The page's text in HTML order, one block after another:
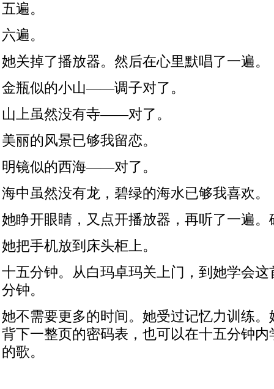
五遍。
六遍。
她关掉了播放器。然后在心里默唱了一遍。
金瓶似的小山——调子对了。
山上虽然没有寺——对了。
美丽的风景已够我留恋。
明镜似的西海——对了。
海中虽然没有龙，碧绿的海水已够我喜欢。
她睁开眼睛，又点开播放器，再听了一遍。
她把手机放到床头柜上。
十五分钟。从白玛卓玛关上门，到她学会
分钟。
她不需要更多的时间。她受过记忆力训练
背下一整页的密码表，也可以在十五分钟
的歌。